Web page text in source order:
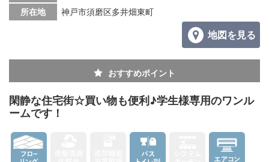
所在地
神戸市須磨区多井畑東町
地図を見る
おすすめポイント
閑静な住宅街☆買い物も便利♪学生様専用のワンル
ームです！